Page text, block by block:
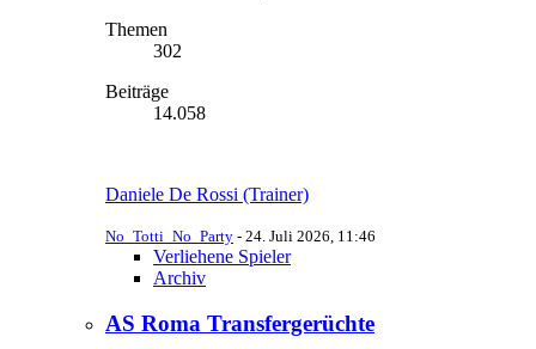
Themen
302
Beiträge
14.058
Daniele De Rossi (Trainer)
No_Totti_No_Party - 24. Juli 2026, 11:46
Verliehene Spieler
Archiv
AS Roma Transfergerüchte